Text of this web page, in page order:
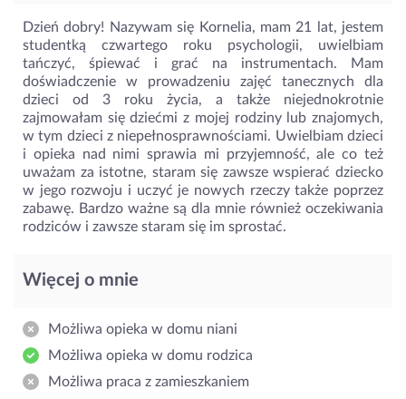
Dzień dobry! Nazywam się Kornelia, mam 21 lat, jestem
studentką czwartego roku psychologii, uwielbiam
tańczyć, śpiewać i grać na instrumentach. Mam
doświadczenie w prowadzeniu zajęć tanecznych dla
dzieci od 3 roku życia, a także niejednokrotnie
zajmowałam się dziećmi z mojej rodziny lub znajomych,
w tym dzieci z niepełnosprawnościami. Uwielbiam dzieci
i opieka nad nimi sprawia mi przyjemność, ale co też
uważam za istotne, staram się zawsze wspierać dziecko
w jego rozwoju i uczyć je nowych rzeczy także poprzez
zabawę. Bardzo ważne są dla mnie również oczekiwania
rodziców i zawsze staram się im sprostać.
Więcej o mnie
Możliwa opieka w domu niani
Możliwa opieka w domu rodzica
Możliwa praca z zamieszkaniem